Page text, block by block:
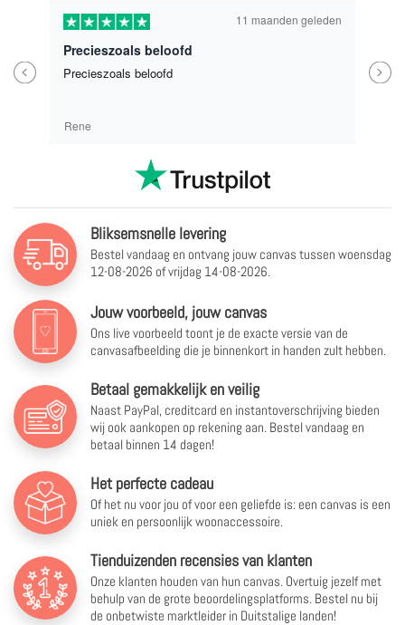
Previous
11 maanden geleden
Precieszoals beloofd
Precieszoals beloofd
Rene
Next
Bliksemsnelle levering
Bestel vandaag en ontvang jouw canvas tussen woensdag
12-08-2026 of vrijdag 14-08-2026.
Jouw voorbeeld, jouw canvas
Ons live voorbeeld toont je de exacte versie van de
canvasafbeelding die je binnenkort in handen zult hebben.
Betaal gemakkelijk en veilig
Naast PayPal, creditcard en instantoverschrijving bieden
wij ook aankopen op rekening aan. Bestel vandaag en
betaal binnen 14 dagen!
Het perfecte cadeau
Of het nu voor jou of voor een geliefde is: een canvas is een
uniek en persoonlijk woonaccessoire.
Tienduizenden recensies van klanten
Onze klanten houden van hun canvas. Overtuig jezelf met
behulp van de grote beoordelingsplatforms. Bestel nu bij
de onbetwiste marktleider in Duitstalige landen!